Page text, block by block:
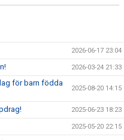
2026-06-17 23:04
2026-03-24 21:33
för barn födda
2025-08-20 14:15
2025-06-23 18:23
2025-05-20 22:15